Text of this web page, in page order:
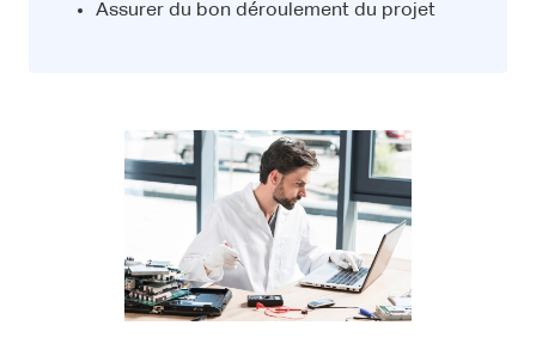
Assurer du bon déroulement du projet